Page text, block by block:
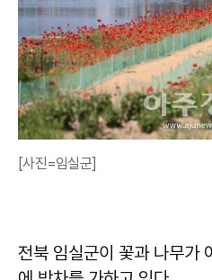
[사진=임실군]
전북 임실군이 꽃과 나무가